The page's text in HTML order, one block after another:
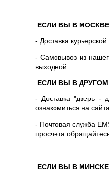
ЕСЛИ ВЫ В
- Доставка
- Самовывоз из
выходной.
ЕСЛИ ВЫ В
- Доставка "дверь -
ознакомиться на
- Почтовая служба
просчета
ЕСЛИ ВЫ В